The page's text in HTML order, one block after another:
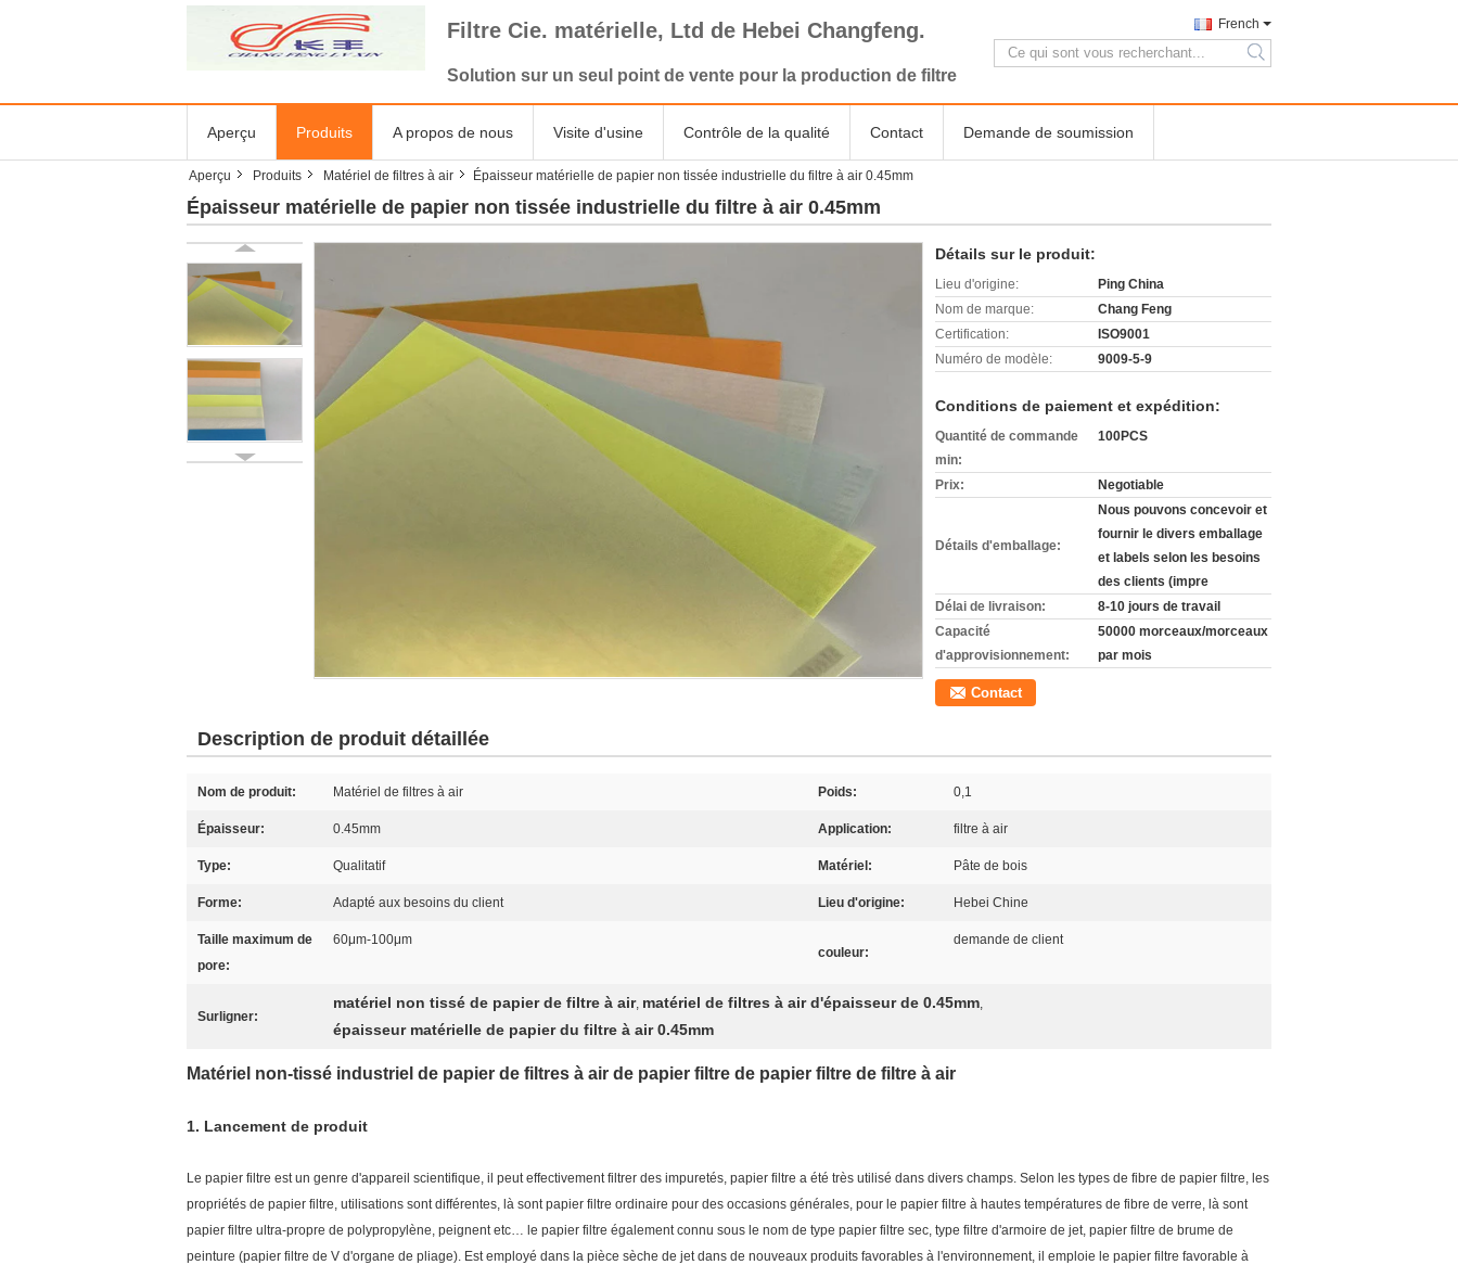
Filtre Cie. matérielle, Ltd de Hebei Changfeng.
Solution sur un seul point de vente pour la production de filtre
French
search
Aperçu Produits A propos de nous Visite d'usine Contrôle de la qualité Contact Demande de soumission
Aperçu Produits Matériel de filtres à air Épaisseur matérielle de papier non tissée industrielle du filtre à air 0.45mm
Épaisseur matérielle de papier non tissée industrielle du filtre à air 0.45mm
Détails sur le produit:
Lieu d'origine:
Ping China
Nom de marque:
Chang Feng
Certification:
ISO9001
Numéro de modèle:
9009-5-9
Conditions de paiement et expédition:
Quantité de commande
min:
100PCS
Prix: Negotiable
Détails d'emballage:
Nous pouvons concevoir et
fournir le divers emballage
et labels selon les besoins
des clients (impre
Délai de livraison:
8-10 jours de travail
Capacité
d'approvisionnement:
50000 morceaux/morceaux
par mois
Contact
Description de produit détaillée
Nom de produit: Matériel de filtres à air Poids: 0,1
Épaisseur: 0.45mm Application: filtre à air
Type: Qualitatif Matériel: Pâte de bois
Forme: Adapté aux besoins du client Lieu d'origine: Hebei Chine
Taille maximum de
pore:
60μm-100μm
couleur:
demande de client
Surligner:
matériel non tissé de papier de filtre à air, matériel de filtres à air d'épaisseur de 0.45mm,
épaisseur matérielle de papier du filtre à air 0.45mm
Matériel non-tissé industriel de papier de filtres à air de papier filtre de papier filtre de filtre à air
1. Lancement de produit
Le papier filtre est un genre d'appareil scientifique, il peut effectivement filtrer des impuretés, papier filtre a été très utilisé dans divers champs. Selon les types de fibre de papier filtre, les
propriétés de papier filtre, utilisations sont différentes, là sont papier filtre ordinaire pour des occasions générales, pour le papier filtre à hautes températures de fibre de verre, là sont
papier filtre ultra-propre de polypropylène, peignent etc… le papier filtre également connu sous le nom de type papier filtre sec, type filtre d'armoire de jet, papier filtre de brume de
peinture (papier filtre de V d'organe de pliage). Est employé dans la pièce sèche de jet dans de nouveaux produits favorables à l'environnement, il emploie le papier filtre favorable à